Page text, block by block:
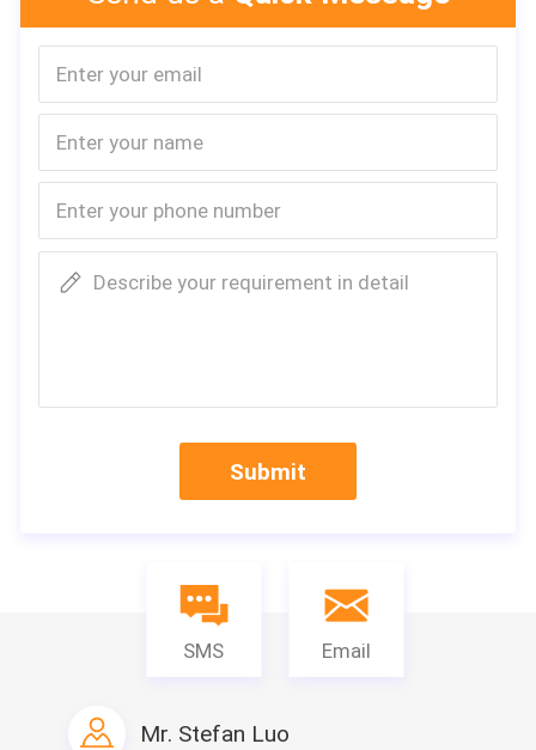
Describe your requirement in detail
Submit
SMS Email
Mr. Stefan Luo